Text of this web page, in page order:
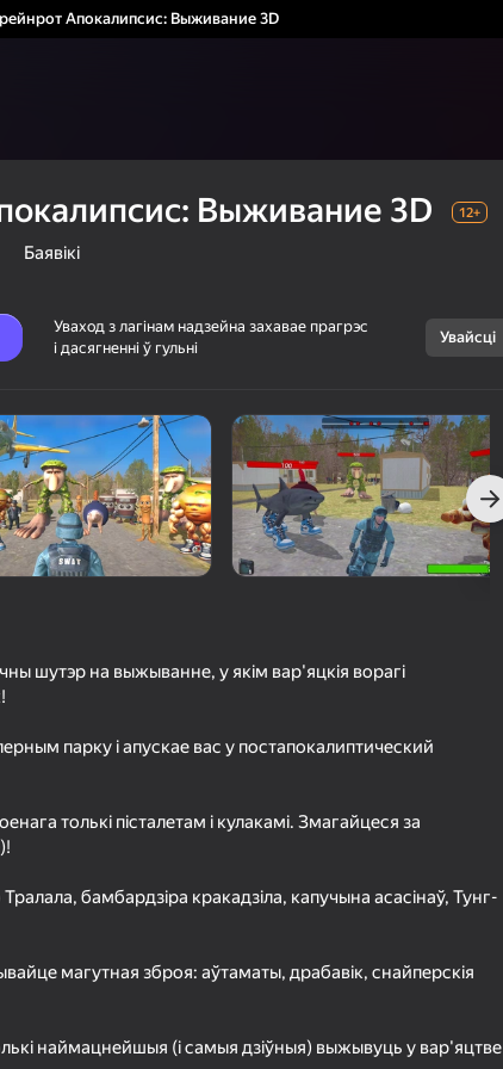
Апокалипсис: Выживание 3D
Брейнрот
Апокалипсис:
Выживание 3D
12+
137GAMES
Аркады
Баявікі
Ацэнка гульцоў
Больш падрабязна аб гульні
Выживание 3D 12+
Баявікі
Уваход з лагінам надзейна захавае прагрэс
і дасягненні ў гульні
Увайсці
шутэр на выжыванне, у якім вар'яцкія ворагі
парку і апускае вас у постапокалиптический
толькі пісталетам і кулакамі. Змагайцеся за
бамбардзіра кракадзіла, капучына асасінаў, Тунг-
магутная зброя: аўтаматы, драбавік, снайперскія
наймацнейшыя (і самыя дзіўныя) выжывуць у вар'яцтве